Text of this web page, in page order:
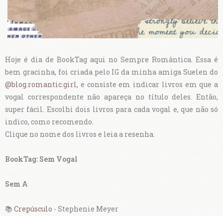
Hoje é dia de BookTag aqui no Sempre Romântica. Essa é
bem gracinha, foi criada pelo IG da minha amiga Suelen do
@blog.romantic.girl, e consiste em indicar livros em que a
vogal correspondente não apareça no título deles. Então,
super fácil. Escolhi dois livros para cada vogal e, que não só
indico, como recomendo.
Clique no nome dos livros e leia a resenha.
BookTag: Sem Vogal
Sem A
📚Crepúsculo - Stephenie Meyer